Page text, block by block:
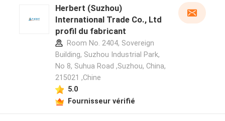
Herbert (Suzhou)
International Trade Co., Ltd
profil du fabricant
Room No. 2404, Sovereign
Building, Suzhou Industrial Park,
No 8, Suhua Road ,Suzhou, China,
215021 ,Chine
5.0
Fournisseur vérifié